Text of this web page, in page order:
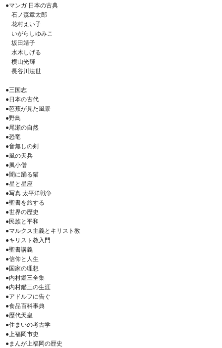
●マンガ 日本の古典
石ノ森章太郎
花村えい子
いがらしゆみこ
坂田靖子
水木しげる
横山光輝
長谷川法世
●三国志
●日本の古代
●芭蕉が見た風景
●野鳥
●尾瀬の自然
●恐竜
●音無しの剣
●風の天兵
●風小僧
●闇に踊る猫
●星と星座
●写真 太平洋戦争
●聖書を旅する
●世界の歴史
●民族と平和
●マルクス主義とキリスト教
●キリスト教入門
●聖書講義
●信仰と人生
●国家の理想
●内村鑑三全集
●内村鑑三の生涯
●アドルフに告ぐ
●食品百科事典
●歴代天皇
●住まいの考古学
●上福岡市史
●まんが上福岡の歴史